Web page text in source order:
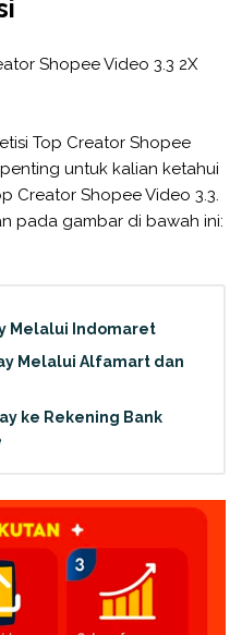
Shopee Video 3.3 2X
Top Creator Shopee
untuk kalian ketahui
Creator Shopee Video 3.3.
pada gambar di bawah ini:
Melalui Indomaret
Melalui Alfamart dan
ke Rekening Bank